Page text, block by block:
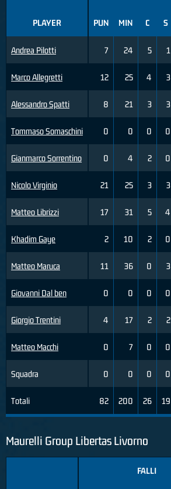
PLAYER
Andrea Pilotti
Marco Allegretti
Alessandro Spatti
Tommaso Somaschini
Gianmarco Sorrentino
Nicolo Virginio
Matteo Librizzi
Khadim Gaye
Matteo Maruca
Giovanni Dal ben
Giorgio Trentini
Matteo Macchi
Squadra
Totali
PUN MIN C S
7 24 5 1
12 25 4 3
8 21 3 3
0 0 0 0
0 4 2 0
21 25 3 3
17 31 5 4
2 10 2 0
11 36 0 3
0 0 0 0
4 17 2 2
0 7 0 0
0 0 0 0
82 200 26 19
Maurelli Group Libertas Livorno
FALLI